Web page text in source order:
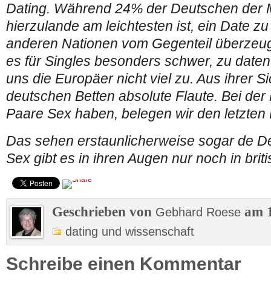
Dating. Während 24% der Deutschen der
hierzulande am leichtesten ist, ein Date
anderen Nationen vom Gegenteil
es für Singles besonders schwer, zu
uns die Europäer nicht viel zu. Aus ihrer
deutschen Betten absolute Flaute. Bei der
Paare Sex haben, belegen wir den letzten
Das sehen erstaunlicherweise sogar de
Sex gibt es in ihren Augen nur noch in
Geschrieben von Gebhard Roese am
dating und wissenschaft
Schreibe einen Kommentar